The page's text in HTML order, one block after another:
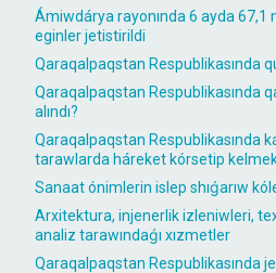
Ámiwdárya rayonında 6 ayda 67,1
eginler jetistirildi
Qaraqalpaqstan Respublikasında
Qaraqalpaqstan Respublikasında
alındı?
Qaraqalpaqstan Respublikasında
tarawlarda háreket kórsetip
Sanaat ónimlerin islep shıǵarıw
Arxitektura, injenerlik izleniwleri,
analiz tarawındaǵı xızmetler
Qaraqalpaqstan Respublikasında